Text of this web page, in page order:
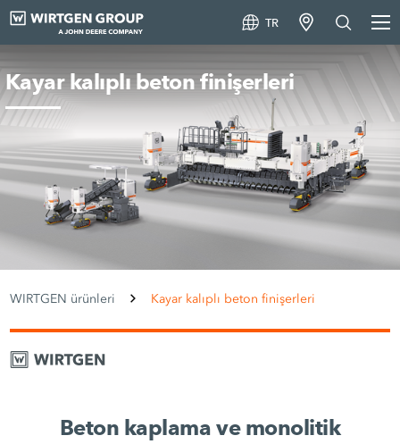
TR
Kayar kalıplı beton finişerleri
WIRTGEN ürünleri Kayar kalıplı beton finişerleri
Beton kaplama ve monolitik